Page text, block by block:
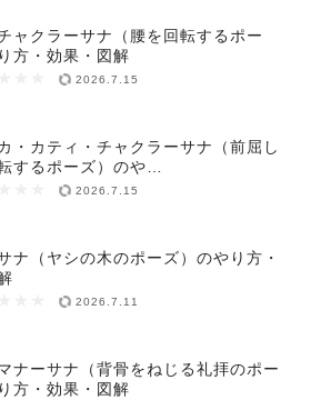
ャクラーサナ（腰を回転するポー
方・効果・図解
2026.7.15
・カティ・チャクラーサナ（前屈し
するポーズ）のや…
2026.7.15
ナ（ヤシの木のポーズ）のやり方・
2026.7.11
ナーサナ（背骨をねじる礼拝のポー
方・効果・図解